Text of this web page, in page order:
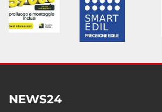
NEWS24